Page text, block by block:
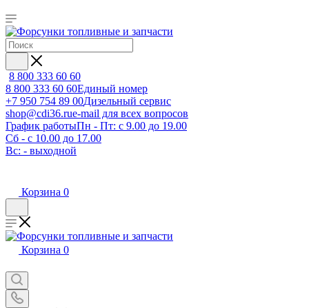
8 800 333 60 60
8 800 333 60 60Единый номер
+7 950 754 89 00Дизельный сервис
shop@cdi36.rue-mail для всех вопросов
График работыПн - Пт: с 9.00 до 19.00
Сб - с 10.00 до 17.00
Вс: - выходной
Корзина 0
Корзина 0